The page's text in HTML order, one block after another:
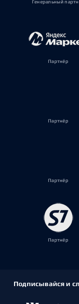
Генеральный
Партнёр
Партнёр
Партнёр
Партнёр
Подписывайся и